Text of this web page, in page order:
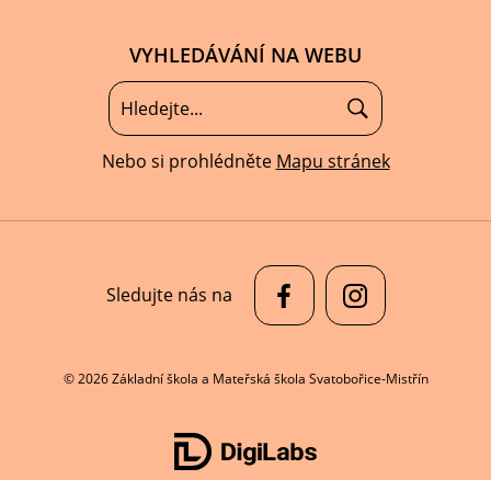
VYHLEDÁVÁNÍ NA WEBU
Nebo si prohlédněte Mapu stránek
© 2026 Základní škola a Mateřská škola Svatobořice-Mistřín
Sledujte nás na